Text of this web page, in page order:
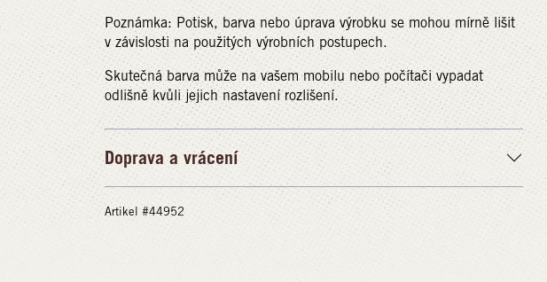
Poznámka: Potisk, barva nebo úprava výrobku se mohou mírně lišit
v závislosti na použitých výrobních postupech.
Skutečná barva může na vašem mobilu nebo počítači vypadat
odlišně kvůli jejich nastavení rozlišení.
Doprava a vrácení
Artikel #44952